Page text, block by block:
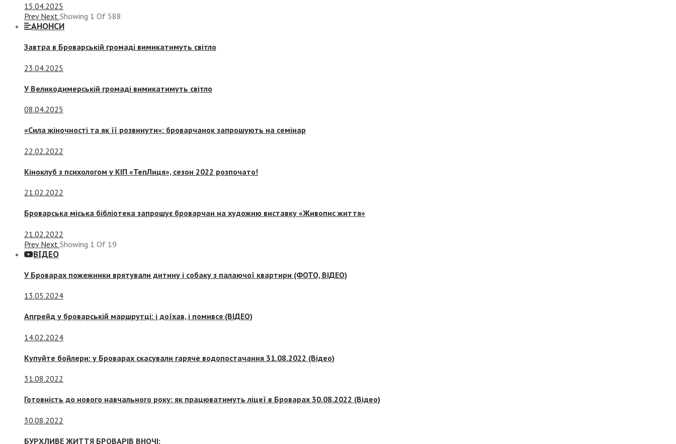
15.04.2025
Prev Next Showing 1 Of 588
АНОНСИ
Завтра в Броварській громаді вимикатимуть світло
23.04.2025
У Великодимерській громаді вимикатимуть світло
08.04.2025
«Сила жіночності та як її розвинути»: броварчанок запрошують на семінар
22.02.2022
Кіноклуб з психологом у КІП «ТепЛиця», сезон 2022 розпочато!
21.02.2022
Броварська міська бібліотека запрошує броварчан на художню виставку «Живопис життя»
21.02.2022
Prev Next Showing 1 Of 19
ВІДЕО
У Броварах пожежники врятували дитину і собаку з палаючої квартири (ФОТО, ВІДЕО)
13.05.2024
Апгрейд у броварській маршрутці: і доїхав, і помився (ВІДЕО)
14.02.2024
Купуйте бойлери: у Броварах скасували гаряче водопостачання 31.08.2022 (Відео)
31.08.2022
Готовність до нового навчального року: як працюватимуть ліцеї в Броварах 30.08.2022 (Відео)
30.08.2022
БУРХЛИВЕ ЖИТТЯ БРОВАРІВ ВНОЧІ: